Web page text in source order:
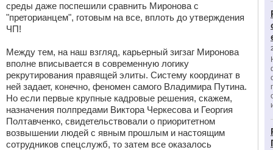
среды даже поспешили сравнить Миронова с
"преторианцем", готовым на все, вплоть до утверждения
ЧП!
Между тем, на наш взгляд, карьерный зигзаг Миронова
вполне вписывается в современную логику
рекрутирования правящей элиты. Систему координат в
ней задает, конечно, феномен самого Владимира Путина.
Но если первые крупные кадровые решения, скажем,
назначения полпредами Виктора Черкесова и Георгия
Полтавченко, свидетельствовали о приоритетном
возвышении людей с явным прошлым и настоящим
сотрудников спецслужб, то затем все оказалось